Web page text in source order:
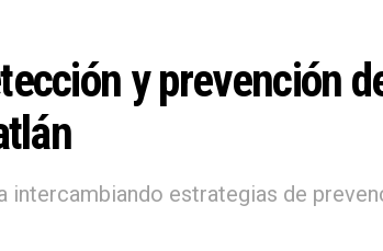
y prevención
estrategias de